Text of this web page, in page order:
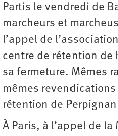
Partis le vendredi de
marcheurs et
l’appel de
centre de rétention de
sa fermeture. Mêmes
mêmes
rétention de
À Paris, à l’appel de la